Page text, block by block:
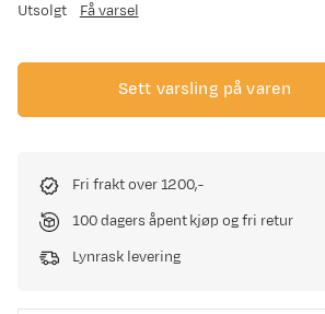
Utsolgt Få varsel
Sett varsling på varen
Fri frakt over 1200,-
100 dagers åpent kjøp og fri retur
Lynrask levering